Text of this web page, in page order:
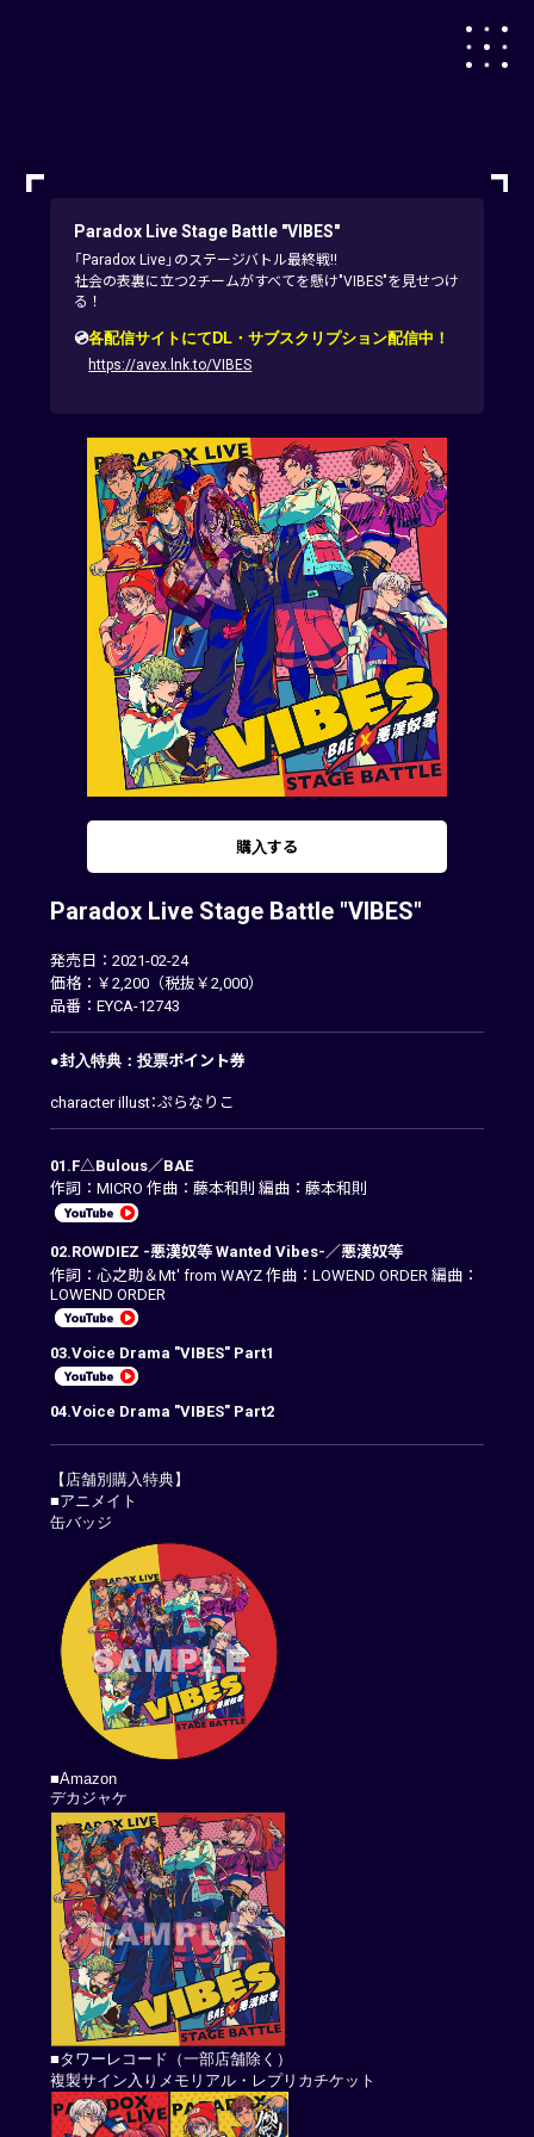
Paradox Live Stage Battle "VIBES"
「Paradox Live」のステージバトル最終戦!!
社会の表裏に立つ2チームがすべてを懸け"VIBES"を見せつけ
る！
💿各配信サイトにてDL・サブスクリプション配信中！
https://avex.lnk.to/VIBES
購入する
Paradox Live Stage Battle "VIBES"
発売日：2021-02-24
価格：￥2,200（税抜￥2,000）
品番：EYCA-12743
●封入特典：投票ポイント券
character illust：ぷらなりこ
01.F△Bulous／BAE
作詞：MICRO 作曲：藤本和則 編曲：藤本和則
02.ROWDIEZ -悪漢奴等 Wanted Vibes-／悪漢奴等
作詞：心之助＆Mt' from WAYZ 作曲：LOWEND ORDER 編曲：
LOWEND ORDER
03.Voice Drama "VIBES" Part1
04.Voice Drama "VIBES" Part2
【店舗別購入特典】
■アニメイト
缶バッジ
■Amazon
デカジャケ
■タワーレコード（一部店舗除く）
複製サイン入りメモリアル・レプリカチケット